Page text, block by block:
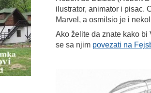
ilustrator, animator i pisac.
Marvel, a osmilsio je i
Ako želite da znate kako bi
se sa njim povezati na